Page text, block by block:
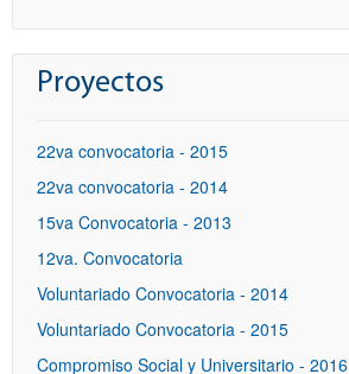
Proyectos
22va convocatoria - 2015
22va convocatoria - 2014
15va Convocatoria - 2013
12va. Convocatoria
Voluntariado Convocatoria - 2014
Voluntariado Convocatoria - 2015
Compromiso Social y Universitario - 2016